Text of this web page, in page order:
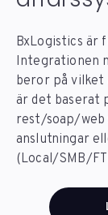
BxLogistics är
Integrationen
beror på vilket
är det baserat
rest/soap/web
anslutningar
(Local/SMB/